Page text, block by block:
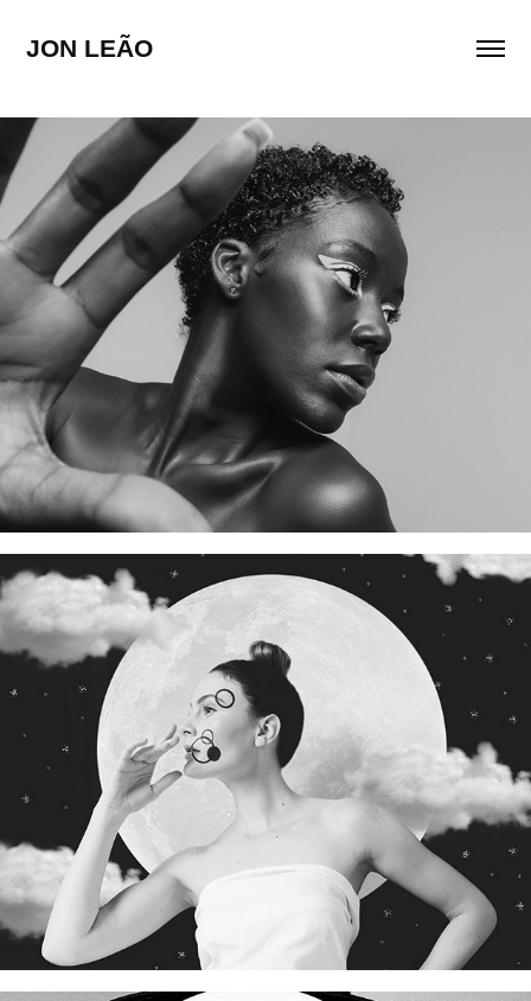
JON LEÃO
MEIO CHEIO
A LUZ DO LUAR